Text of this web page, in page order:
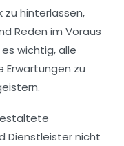
zu hinterlassen,
Reden im Voraus
wichtig, alle
Erwartungen zu
Dienstleister nicht